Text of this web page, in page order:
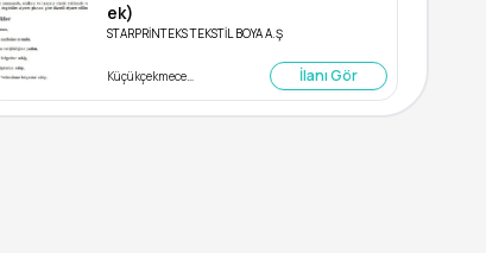
ek)
STARPRİNTEKS TEKSTİL BOYA A.Ş
İlanı Gör